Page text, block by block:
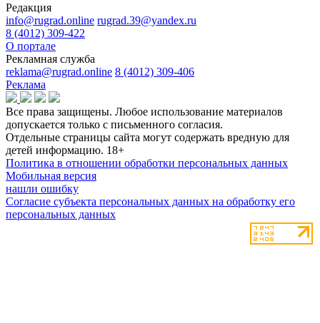
Редакция
info@rugrad.online rugrad.39@yandex.ru
8 (4012) 309-422
О портале
Рекламная служба
reklama@rugrad.online 8 (4012) 309-406
Реклама
Все права защищены. Любое использование материалов
допускается только с письменного согласия.
Отдельные страницы сайта могут содержать вредную для
детей информацию. 18+
Политика в отношении обработки персональных данных
Мобильная версия
нашли ошибку
Согласие субъекта персональных данных на обработку его
персональных данных